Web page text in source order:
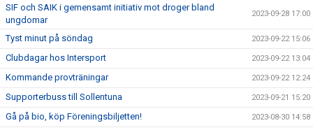
SIF och SAIK i gemensamt initiativ mot droger bland
ungdomar
2023-09-28 17:00
Tyst minut på söndag 2023-09-22 15:06
Clubdagar hos Intersport 2023-09-22 13:04
Kommande provträningar 2023-09-22 12:24
Supporterbuss till Sollentuna 2023-09-21 15:20
Gå på bio, köp Föreningsbiljetten! 2023-08-30 14:58